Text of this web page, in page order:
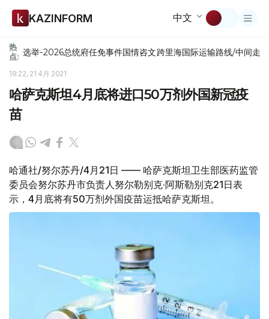
KAZINFORM 中文
热
点: 选举-2026总统府任免事件国情咨文跨里海国际运输路线/中间走廊
19:22, 21 4月 2021
哈萨克斯坦4月底将进口50万剂外国新冠疫
苗
哈通社/努尔苏丹/4月21日 —— 哈萨克斯坦卫生部医药监管
委员会努尔苏丹市负责人努尔勒别克·阿斯勒别克21日表
示，4月底将有50万剂外国疫苗运抵哈萨克斯坦。